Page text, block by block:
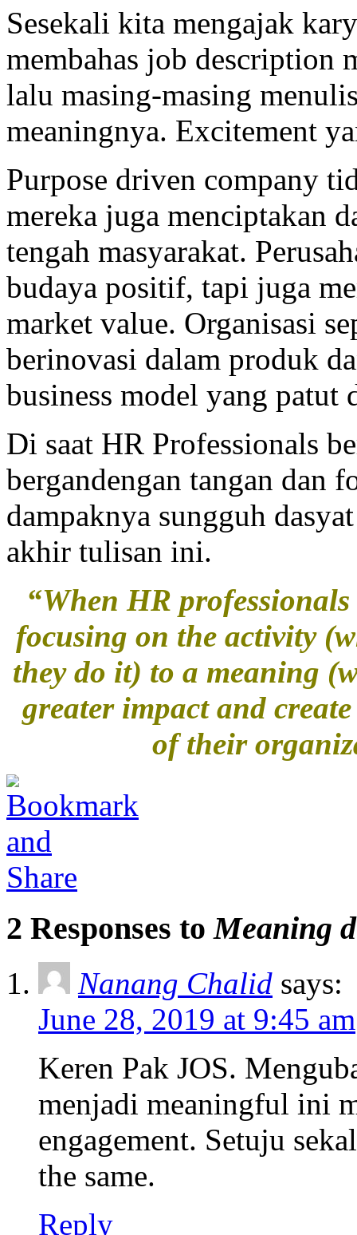
Sesekali kita mengajak
membahas job description
lalu masing-masing
meaningnya. Excitement
Purpose driven company
mereka juga menciptakan
tengah masyarakat.
budaya positif, tapi juga
market value. Organisasi
berinovasi dalam produk
business model yang patut
Di saat HR Professionals
bergandengan tangan dan
dampaknya sungguh
akhir tulisan ini.
“When HR
focusing on the activity
they do it) to a meaning
greater impact and
of their
2 Responses toMeaning
Nanang Chalid says:
June 28, 2019 at 9:45 am
Keren Pak JOS.
menjadi meaningful ini
engagement. Setuju
the same.
Reply